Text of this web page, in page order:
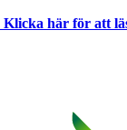
Klicka här för att